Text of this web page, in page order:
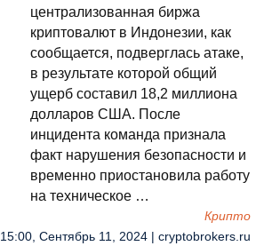
централизованная биржа
криптовалют в Индонезии, как
сообщается, подверглась атаке,
в результате которой общий
ущерб составил 18,2 миллиона
долларов США. После
инцидента команда признала
факт нарушения безопасности и
временно приостановила работу
на техническое …
Крипто
15:00, Сентябрь 11, 2024 | cryptobrokers.ru